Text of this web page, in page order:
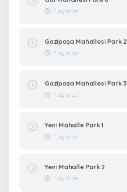
11 ay önce
Gazipaşa Mahallesi Park 2
11 ay önce
Gazipaşa Mahallesi Park 3
11 ay önce
Yeni Mahalle Park 1
11 ay önce
Yeni Mahalle Park 2
11 ay önce